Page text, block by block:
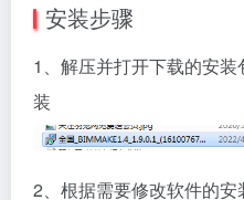
安装步骤
1、解压并打开下载的安
装
2、根据需要修改软件的安